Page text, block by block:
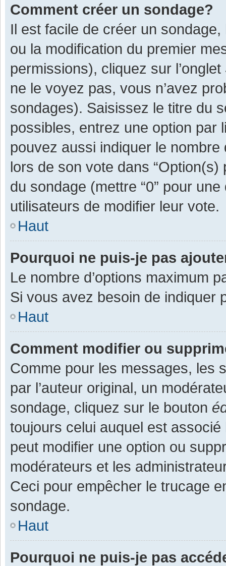
Comment créer un sondage?
Il est facile de créer un
ou la modification du premier
permissions), cliquez sur l’onglet
ne le voyez pas, vous n’avez
sondages). Saisissez le titre du
possibles, entrez une option par
pouvez aussi indiquer le
lors de son vote dans “Option(s)
du sondage (mettre “0” pour
utilisateurs de modifier leur vote.
Haut
Pourquoi ne puis-je pas
Le nombre d’options maximum
Si vous avez besoin de indiquer
Haut
Comment modifier ou
Comme pour les messages, les
par l’auteur original, un
sondage, cliquez sur le bouton
toujours celui auquel est associé
peut modifier une option ou
modérateurs et les
Ceci pour empêcher le trucage
sondage.
Haut
Pourquoi ne puis-je pas